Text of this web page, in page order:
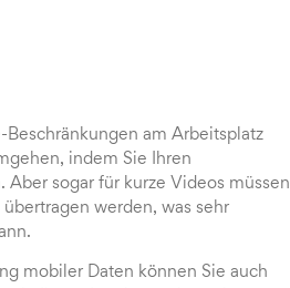
Beschränkungen am Arbeitsplatz
indem Sie Ihren
Aber sogar für kurze Videos müssen
werden, was sehr
mobiler Daten können Sie auch